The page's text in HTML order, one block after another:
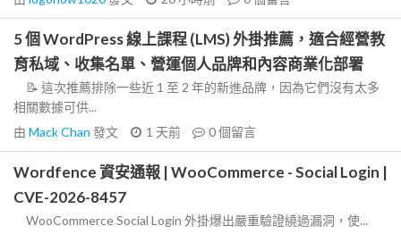
5 個 WordPress 線上課程 (LMS) 外掛推薦，適合經營教
育私域、收集名單、營運個人品牌和內容商業化部署
📝 這次推薦排除一些近 1 至 2 年的新進品牌，因為它們沒有太多
相關數據可供...
由 Mack Chan 發文 1 天前 0個留言
Wordfence 資安通報 | WooCommerce - Social Login |
CVE-2026-8457
WooCommerce Social Login 外掛爆出嚴重驗證繞過漏洞，使...